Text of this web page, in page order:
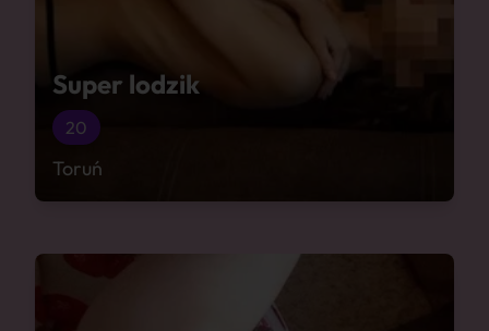
Super lodzik
20
Toruń